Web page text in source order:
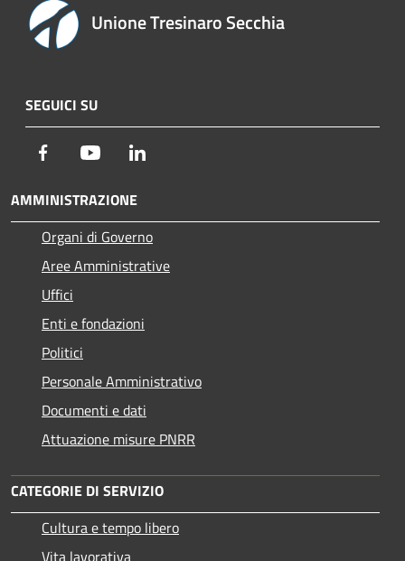
Unione Tresinaro Secchia
SEGUICI SU
Facebook Youtube
AMMINISTRAZIONE
Organi di Governo
Aree Amministrative
Uffici
Enti e fondazioni
Politici
Personale Amministrativo
Documenti e dati
Attuazione misure PNRR
CATEGORIE DI SERVIZIO
Cultura e tempo libero